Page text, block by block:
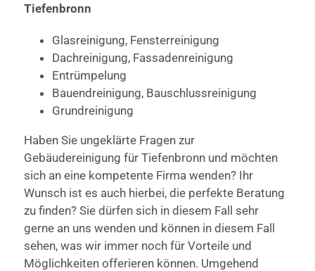
Tiefenbronn
Glasreinigung, Fensterreinigung
Dachreinigung, Fassadenreinigung
Entrümpelung
Bauendreinigung, Bauschlussreinigung
Grundreinigung
Haben Sie ungeklärte Fragen zur
Gebäudereinigung für Tiefenbronn und möchten
sich an eine kompetente Firma wenden? Ihr
Wunsch ist es auch hierbei, die perfekte Beratung
zu finden? Sie dürfen sich in diesem Fall sehr
gerne an uns wenden und können in diesem Fall
sehen, was wir immer noch für Vorteile und
Möglichkeiten offerieren können. Umgehend